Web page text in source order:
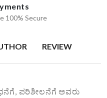
100% Secure
REVIEW
ಪರಿಶೀಲನೆಗೆ ಅವರು